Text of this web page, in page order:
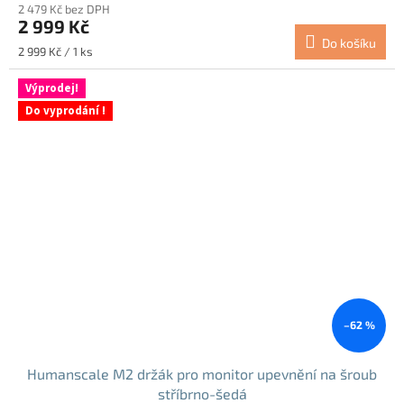
2 479 Kč bez DPH
2 999 Kč
Měrná
cena:
2 999 Kč / 1 ks
Do košíku
Výprodej!
Do vyprodání !
–62 %
Humanscale M2 držák pro monitor upevnění na šroub
stříbrno-šedá